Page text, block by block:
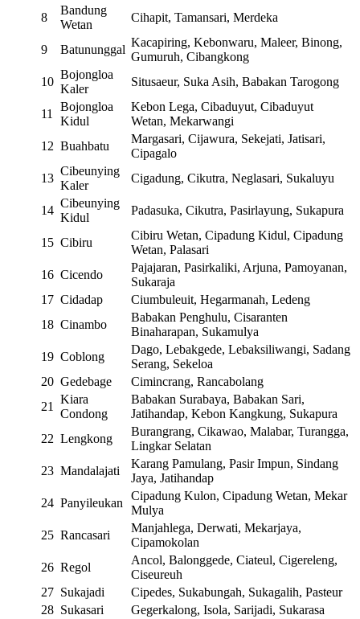
8
Bandung
Wetan
Cihapit, Tamansari, Merdeka
9 Batununggal
Kacapiring, Kebonwaru, Maleer, Binong,
Gumuruh, Cibangkong
10
Bojongloa
Kaler
Situsaeur, Suka Asih, Babakan Tarogong
11
Bojongloa
Kidul
Kebon Lega, Cibaduyut, Cibaduyut
Wetan, Mekarwangi
12 Buahbatu
Margasari, Cijawura, Sekejati, Jatisari,
Cipagalo
13
Cibeunying
Kaler
Cigadung, Cikutra, Neglasari, Sukaluyu
14
Cibeunying
Kidul
Padasuka, Cikutra, Pasirlayung, Sukapura
15 Cibiru
Cibiru Wetan, Cipadung Kidul, Cipadung
Wetan, Palasari
16 Cicendo
Pajajaran, Pasirkaliki, Arjuna, Pamoyanan,
Sukaraja
17 Cidadap
Ciumbuleuit, Hegarmanah, Ledeng
18 Cinambo
Babakan Penghulu, Cisaranten
Binaharapan, Sukamulya
19 Coblong
Dago, Lebakgede, Lebaksiliwangi, Sadang
Serang, Sekeloa
20 Gedebage
Cimincrang, Rancabolang
21
Kiara
Condong
Babakan Surabaya, Babakan Sari,
Jatihandap, Kebon Kangkung, Sukapura
22 Lengkong
Burangrang, Cikawao, Malabar, Turangga,
Lingkar Selatan
23 Mandalajati
Karang Pamulang, Pasir Impun, Sindang
Jaya, Jatihandap
24 Panyileukan
Cipadung Kulon, Cipadung Wetan, Mekar
Mulya
25 Rancasari
Manjahlega, Derwati, Mekarjaya,
Cipamokolan
26 Regol
Ancol, Balonggede, Ciateul, Cigereleng,
Ciseureuh
27 Sukajadi
Cipedes, Sukabungah, Sukagalih, Pasteur
28 Sukasari
Gegerkalong, Isola, Sarijadi, Sukarasa